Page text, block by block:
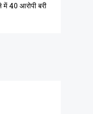
में 40 आरोपी बरी